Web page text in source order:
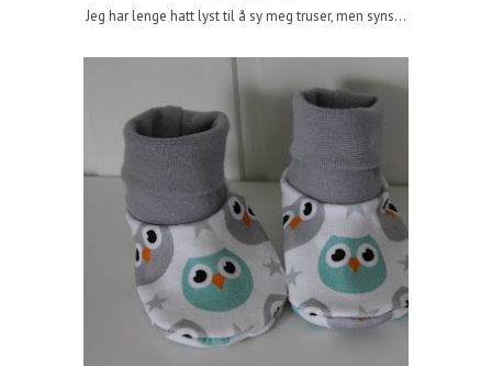
Jeg har lenge hatt lyst til å sy meg truser, men syns...